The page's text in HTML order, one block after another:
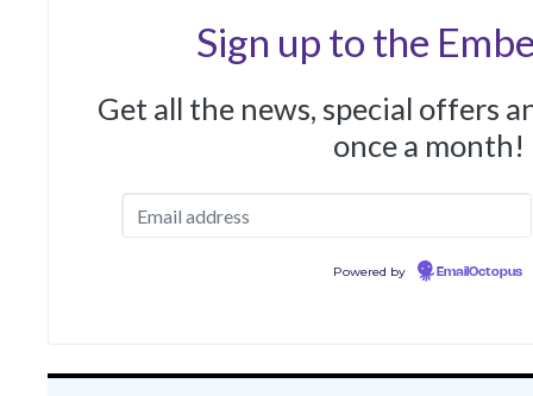
Sign up to the
Get all the news, special offers
once a month!
Powered by EmailOctopus